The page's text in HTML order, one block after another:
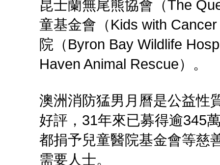
昆士蘭無尾熊協會（The
童基金會（Kids with
院（Byron Bay Wildlife
Haven Animal Rescue）。
澳洲消防猛男月曆是公益性
好評，31年來已募得逾345
都捐予兒童醫院基金會等慈
需要人士。